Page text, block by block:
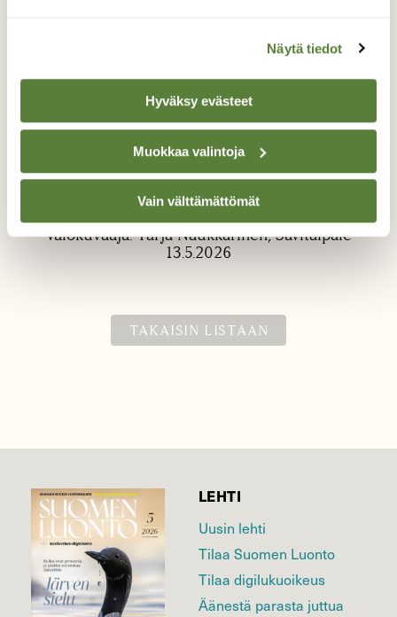
Näytä tiedot
Hyväksy evästeet
Muokkaa valintoja
Vain välttämättömät
Suomyrtti
Purppuranpunaista hehkua järven rannalla.
Valokuvaaja: Tarja Naukkarinen, Savitaipale
13.5.2026
TAKAISIN LISTAAN
LEHTI
Uusin lehti
Tilaa Suomen Luonto
Tilaa digilukuoikeus
Äänestä parasta juttua